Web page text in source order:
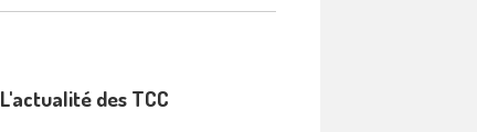
L'actualité des TCC